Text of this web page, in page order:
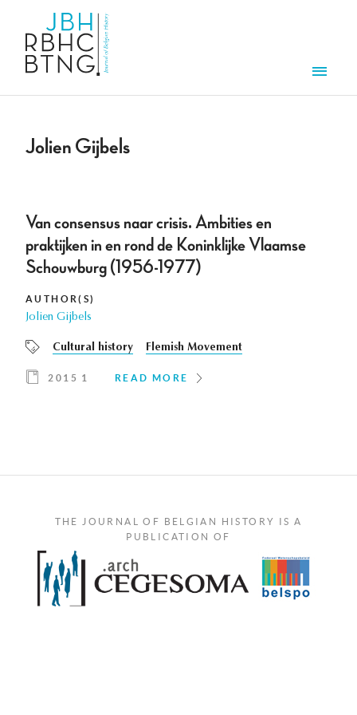
Jolien Gijbels
Van consensus naar crisis. Ambities en
praktijken in en rond de Koninklijke Vlaamse
Schouwburg (1956-1977)
AUTHOR(S)
Jolien Gijbels
Cultural history Flemish Movement
2015 1 READ MORE
THE JOURNAL OF BELGIAN HISTORY IS A
PUBLICATION OF